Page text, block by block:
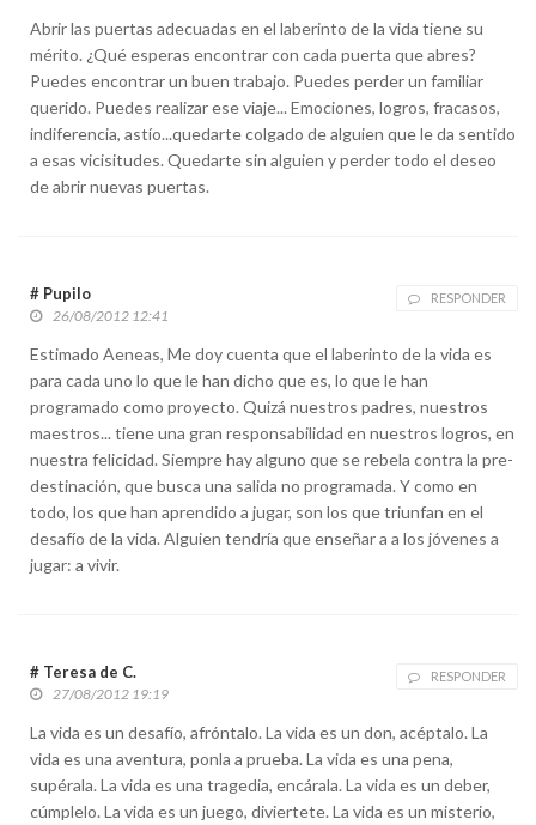
Abrir las puertas adecuadas en el laberinto de la vida tiene su
mérito. ¿Qué esperas encontrar con cada puerta que abres?
Puedes encontrar un buen trabajo. Puedes perder un familiar
querido. Puedes realizar ese viaje... Emociones, logros, fracasos,
indiferencia, astío...quedarte colgado de alguien que le da sentido
a esas vicisitudes. Quedarte sin alguien y perder todo el deseo
de abrir nuevas puertas.
# Pupilo RESPONDER
26/08/2012 12:41
Estimado Aeneas, Me doy cuenta que el laberinto de la vida es
para cada uno lo que le han dicho que es, lo que le han
programado como proyecto. Quizá nuestros padres, nuestros
maestros... tiene una gran responsabilidad en nuestros logros, en
nuestra felicidad. Siempre hay alguno que se rebela contra la pre-
destinación, que busca una salida no programada. Y como en
todo, los que han aprendido a jugar, son los que triunfan en el
desafío de la vida. Alguien tendría que enseñar a a los jóvenes a
jugar: a vivir.
# Teresa de C. RESPONDER
27/08/2012 19:19
La vida es un desafío, afróntalo. La vida es un don, acéptalo. La
vida es una aventura, ponla a prueba. La vida es una pena,
supérala. La vida es una tragedia, encárala. La vida es un deber,
cúmplelo. La vida es un juego, diviertete. La vida es un misterio,